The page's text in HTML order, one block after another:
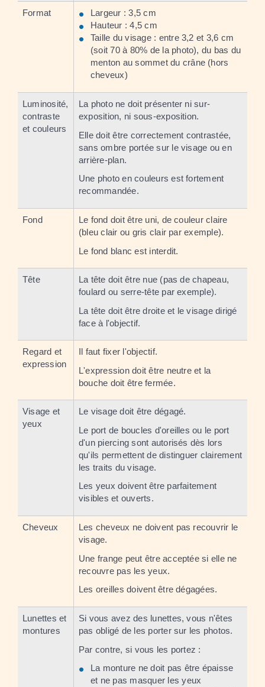
Format
Largeur : 3,5 cm
Hauteur : 4,5 cm
Taille du visage : entre 3,2 et 3,6 cm
(soit 70 à 80% de la photo), du bas du
menton au sommet du crâne (hors
cheveux)
Luminosité,
contraste
et couleurs
La photo ne doit présenter ni sur-
exposition, ni sous-exposition.
Elle doit être correctement contrastée,
sans ombre portée sur le visage ou en
arrière-plan.
Une photo en couleurs est fortement
recommandée.
Fond
Le fond doit être uni, de couleur claire
(bleu clair ou gris clair par exemple).
Le fond blanc est interdit.
Tête
La tête doit être nue (pas de chapeau,
foulard ou serre-tête par exemple).
La tête doit être droite et le visage dirigé
face à l'objectif.
Regard et
expression
Il faut fixer l'objectif.
L'expression doit être neutre et la
bouche doit être fermée.
Visage et
yeux
Le visage doit être dégagé.
Le port de boucles d'oreilles ou le port
d'un piercing sont autorisés dès lors
qu'ils permettent de distinguer clairement
les traits du visage.
Les yeux doivent être parfaitement
visibles et ouverts.
Cheveux
Les cheveux ne doivent pas recouvrir le
visage.
Une frange peut être acceptée si elle ne
recouvre pas les yeux.
Les oreilles doivent être dégagées.
Lunettes et
montures
Si vous avez des lunettes, vous n'êtes
pas obligé de les porter sur les photos.
Par contre, si vous les portez :
La monture ne doit pas être épaisse
et ne pas masquer les yeux